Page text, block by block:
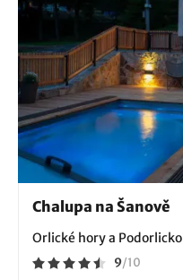
Chalupa na Šanově
Orlické hory a Podorlicko
9/10